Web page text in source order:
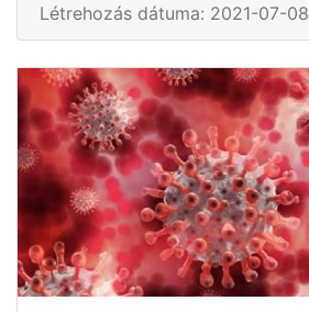
Létrehozás dátuma: 2021-07-08